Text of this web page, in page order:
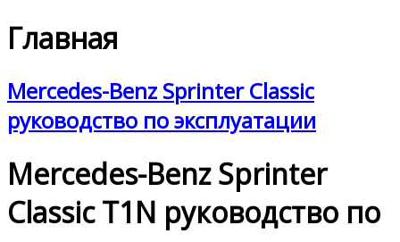
Главная
Mercedes-Benz Sprinter Classic
руководство по эксплуатации
Mercedes-Benz Sprinter
Classic T1N руководство по